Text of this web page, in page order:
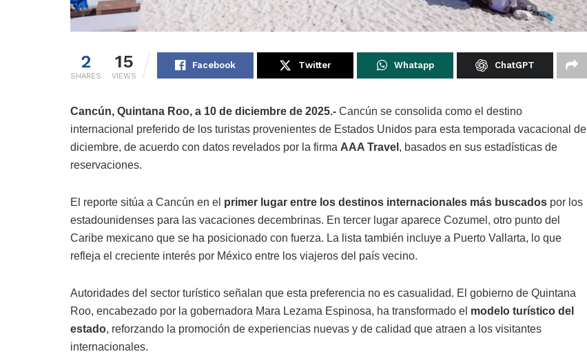
2
SHARES
15
VIEWS
Facebook Twitter Whatapp ChatGPT
Cancún, Quintana Roo, a 10 de diciembre de 2025.- Cancún se consolida como el destino
internacional preferido de los turistas provenientes de Estados Unidos para esta temporada vacacional de
diciembre, de acuerdo con datos revelados por la firma AAA Travel , basados en sus estadísticas de
reservaciones.
El reporte sitúa a Cancún en el primer lugar entre los destinos internacionales más buscados por los
estadounidenses para las vacaciones decembrinas. En tercer lugar aparece Cozumel, otro punto del
Caribe mexicano que se ha posicionado con fuerza. La lista también incluye a Puerto Vallarta, lo que
refleja el creciente interés por México entre los viajeros del país vecino.
Autoridades del sector turístico señalan que esta preferencia no es casualidad. El gobierno de Quintana
Roo, encabezado por la gobernadora Mara Lezama Espinosa, ha transformado el modelo turístico del
estado, reforzando la promoción de experiencias nuevas y de calidad que atraen a los visitantes
internacionales.